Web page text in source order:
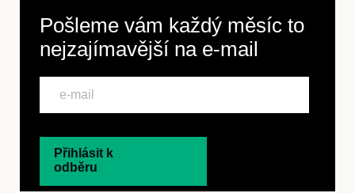
Pošleme vám každý měsíc to
nejzajímavější na e-mail
Přihlásit k
odběru